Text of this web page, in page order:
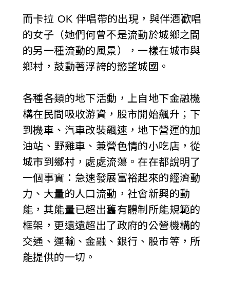
而卡拉 OK 伴唱帶的出現，與伴酒歡唱
的女子（她們何曾不是流動於城鄉之間
的另一種流動的風景），一樣在城市與
鄉村，鼓動著浮誇的慾望城國。
各種各類的地下活動，上自地下金融機
構在民間吸收游資，股市開始飆升；下
到機車、汽車改裝飆速，地下營運的加
油站、野雞車、兼營色情的小吃店，從
城市到鄉村，處處流蕩。在在都說明了
一個事實：急速發展富裕起來的經濟動
力、大量的人口流動，社會新興的動
能，其能量已超出舊有體制所能規範的
框架，更遠遠超出了政府的公營機構的
交通、運輸、金融、銀行、股市等，所
能提供的一切。